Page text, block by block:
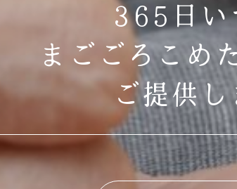
365日い
まごごろこめ
ご提供